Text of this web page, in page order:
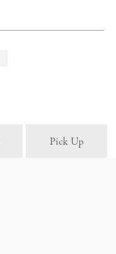
Pick Up